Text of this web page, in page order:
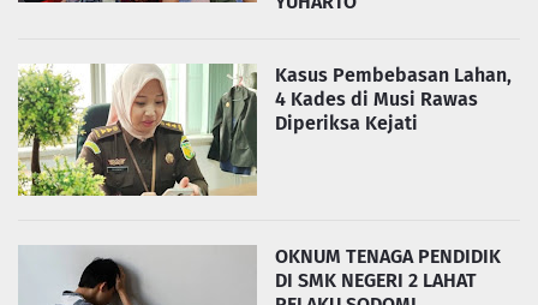
Kasus Pembebasan Lahan,
4 Kades di Musi Rawas
Diperiksa Kejati
OKNUM TENAGA PENDIDIK
DI SMK NEGERI 2 LAHAT